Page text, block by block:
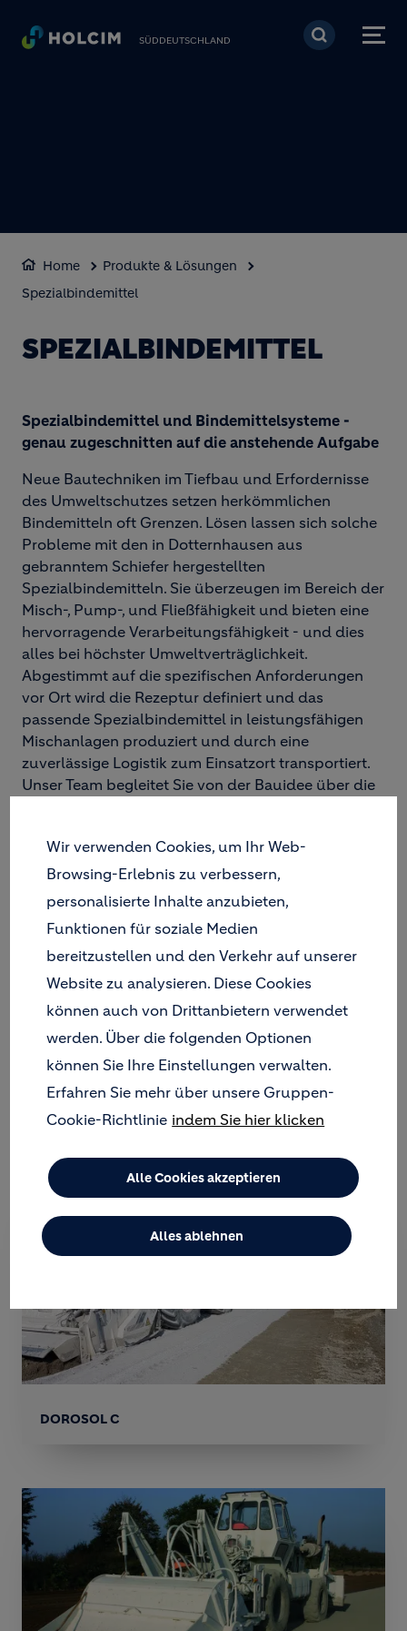
Direkt zum Inhalt
SÜDDEUTSCHLAND
Home
Produkte & Lösungen
Spezialbindemittel
SPEZIALBINDEMITTEL
Spezialbindemittel und Bindemittelsysteme -
genau zugeschnitten auf die anstehende Aufgabe
Neue Bautechniken im Tiefbau und Erfordernisse
des Umweltschutzes setzen herkömmlichen
Bindemitteln oft Grenzen. Lösen lassen sich solche
Probleme mit den in Dotternhausen aus
gebranntem Schiefer hergestellten
Spezialbindemitteln. Sie überzeugen im Bereich der
Misch-, Pump-, und Fließfähigkeit und bieten eine
hervorragende Verarbeitungsfähigkeit - und dies
alles bei höchster Umweltverträglichkeit.
Abgestimmt auf die spezifischen Anforderungen
vor Ort wird die Rezeptur definiert und das
passende Spezialbindemittel in leistungsfähigen
Mischanlagen produziert und durch eine
zuverlässige Logistik zum Einsatzort transportiert.
Unser Team begleitet Sie von der Bauidee über die
Flexibilität bei der Lösungssuche, Erfahrung in der
Umsetzung und Fachkenntnis in allen Bereichen
des Tiefbaus stehen hinter den
Bindemittelsystemen von Holcim
(Süddeutschland) GmbH.
Broschüre Spezialbindemittel
(pdf, 0.76 MB)
DOROSOL C
Wir verwenden Cookies, um Ihr Web-
Browsing-Erlebnis zu verbessern,
personalisierte Inhalte anzubieten,
Funktionen für soziale Medien
bereitzustellen und den Verkehr auf unserer
Website zu analysieren. Diese Cookies
können auch von Drittanbietern verwendet
werden. Über die folgenden Optionen
können Sie Ihre Einstellungen verwalten.
Erfahren Sie mehr über unsere Gruppen-
Cookie-Richtlinie indem Sie hier klicken
Alle Cookies akzeptieren
Alles ablehnen